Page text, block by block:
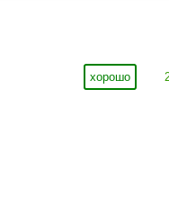
хорошо